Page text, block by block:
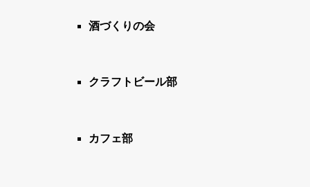
酒づくりの会
クラフトビール部
カフェ部